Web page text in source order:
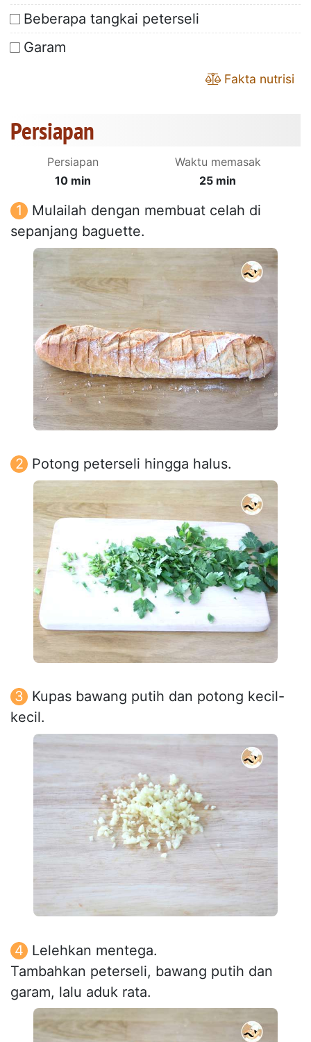
Beberapa tangkai peterseli
Garam
Fakta nutrisi
Persiapan
Persiapan
10 min
Waktu memasak
25 min
Mulailah dengan membuat celah di
sepanjang baguette.
Potong peterseli hingga halus.
Kupas bawang putih dan potong kecil-
kecil.
Lelehkan mentega.
Tambahkan peterseli, bawang putih dan
garam, lalu aduk rata.